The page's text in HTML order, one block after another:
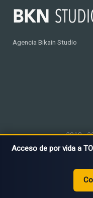
Agencia Bikain Studio
2018 -
Acceso de por vida a